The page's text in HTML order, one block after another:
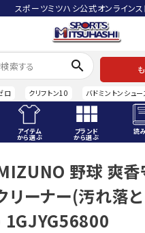
スポーツミツハシ公式オンラインス
search
ロ クリフトン10 バドミントンシュー
アイテム
から選ぶ
ブランド
から選ぶ
読
ト 様
person 会員登録
野球 爽香
リーナー(汚れ落と
1GJYG56800